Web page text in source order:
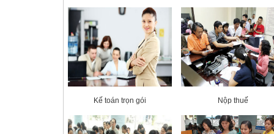
Kế toán trọn gói Nộp thuế